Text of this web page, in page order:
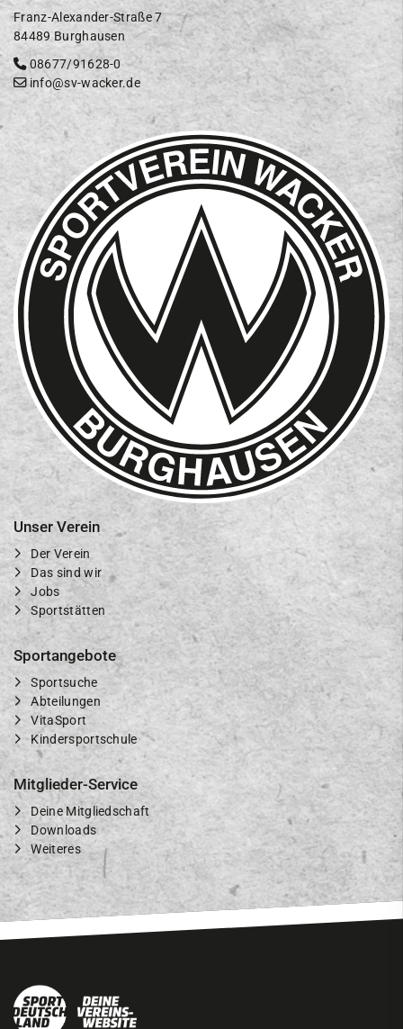
Franz-Alexander-Straße 7
84489 Burghausen
08677/91628-0
info@sv-wacker.de
Unser Verein
Der Verein
Das sind wir
Jobs
Sportstätten
Sportangebote
Sportsuche
Abteilungen
VitaSport
Kindersportschule
Mitglieder-Service
Deine Mitgliedschaft
Downloads
Weiteres